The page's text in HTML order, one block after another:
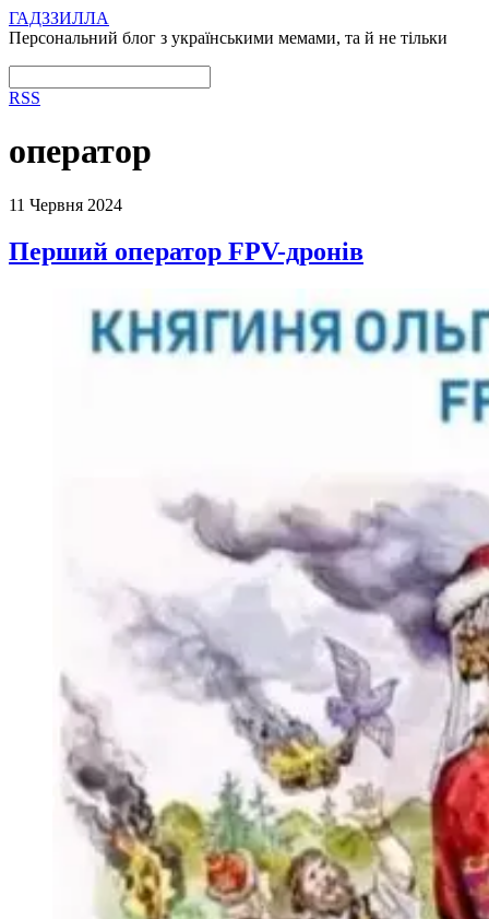
ГАДЗЗИЛЛА
Персональний блог з українськими мемами, та й не тільки
RSS
оператор
11 Червня 2024
Перший оператор FPV-дронів